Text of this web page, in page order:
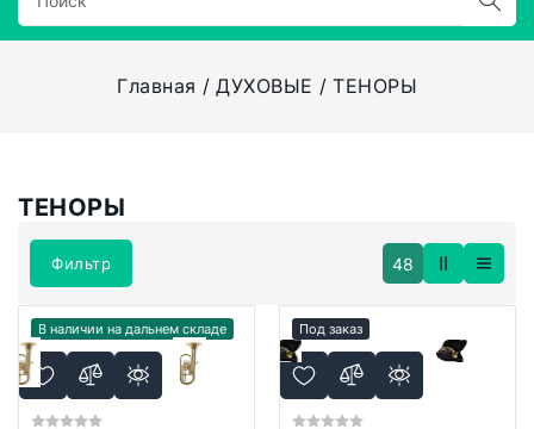
Главная ДУХОВЫЕ ТЕНОРЫ
ТЕНОРЫ
Фильтр 48
В наличии на дальнем складе Под заказ